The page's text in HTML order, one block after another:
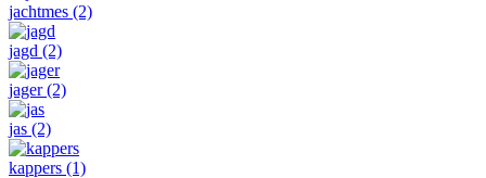
jachtmes (2)
jagd (2)
jager(2)
jas (2)
kappers (1)